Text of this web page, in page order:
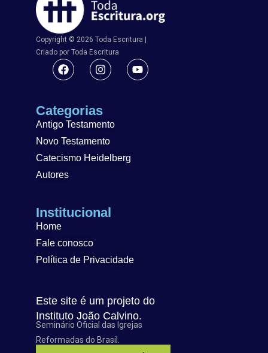
Copyright © 2026 Toda Escritura |
Criado por Toda Escritura
Categorias
Antigo Testamento
Novo Testamento
Catecismo Heidelberg
Autores
Institucional
Home
Fale conosco
Política de Privacidade
Este site é um projeto do
Instituto João Calvino.
Seminário Oficial das Igrejas
Reformadas do Brasil.